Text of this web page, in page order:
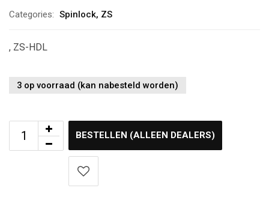
Categories: Spinlock, ZS
, ZS-HDL
3 op voorraad (kan nabesteld worden)
BESTELLEN (ALLEEN DEALERS)